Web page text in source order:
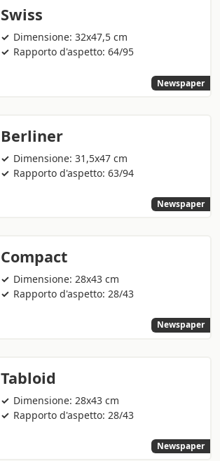
Swiss
Dimensione: 32x47,5 cm
Rapporto d'aspetto: 64/95
Newspaper
Berliner
Dimensione: 31,5x47 cm
Rapporto d'aspetto: 63/94
Newspaper
Compact
Dimensione: 28x43 cm
Rapporto d'aspetto: 28/43
Newspaper
Tabloid
Dimensione: 28x43 cm
Rapporto d'aspetto: 28/43
Newspaper